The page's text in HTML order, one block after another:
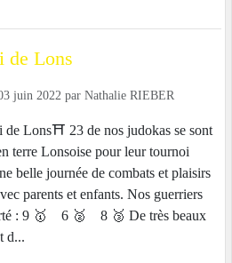
de Lons
juin 2022 par Nathalie RIEBER
Lons⛩ 23 de nos judokas se sont
terre Lonsoise pour leur tournoi
belle journée de combats et plaisirs
parents et enfants. Nos guerriers
: 9 🥇 6 🥈 8 🥉 De très beaux
d...